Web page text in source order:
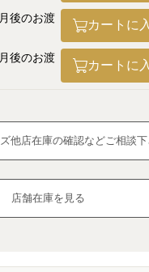
後のお渡
カートに
後のお渡
カートに
他店在庫の確認などご相談
店舗在庫を見る